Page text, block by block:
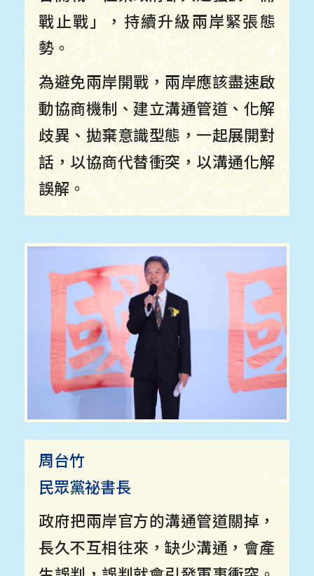
戰止戰」，持續升級兩岸緊張態
勢。
為避免兩岸開戰，兩岸應該盡速啟
動協商機制、建立溝通管道、化解
歧異、拋棄意識型態，一起展開對
話，以協商代替衝突，以溝通化解
誤解。
周台竹
民眾黨祕書長
政府把兩岸官方的溝通管道關掉，
長久不互相往來，缺少溝通，會產